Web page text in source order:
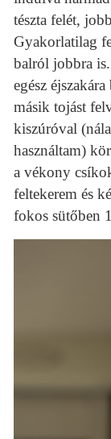
tészta felét,
Gyakorlatilag
balról jobbra
egész
másik tojást
kiszúróval
használtam)
a vékony
feltekerem és
fokos sütőben